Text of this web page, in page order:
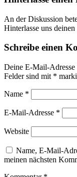
An der Diskussion
Hinterlasse uns
Schreibe einen
Deine E-Mail-
Felder sind mit *
Name *
E-Mail-Adresse *
Website
Name, E-Mail-
meinen nächsten